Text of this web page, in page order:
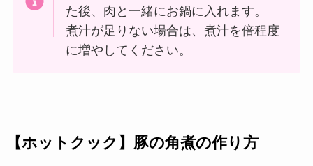
た後、肉と一緒にお鍋に入れます。
煮汁が足りない場合は、煮汁を倍程度
に増やしてください。
【ホットクック】豚の角煮の作り方